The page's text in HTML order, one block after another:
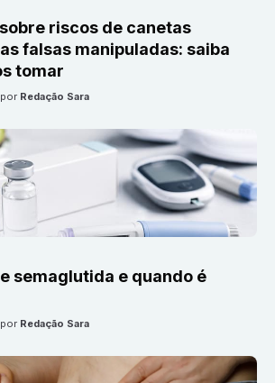
riscos de canetas
falsas manipuladas: saiba
tomar
Redação Sara
semaglutida e quando é
Redação Sara